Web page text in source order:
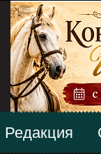
Редакция